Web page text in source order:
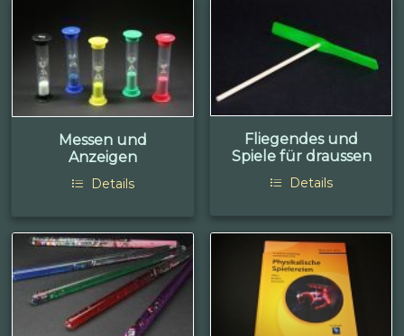
Messen und
Anzeigen
Details
Fliegendes und
Spiele für draussen
Details